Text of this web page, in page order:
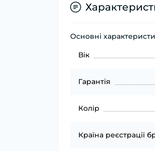
Основні
Вік
Гарантія
Колір
Країна реєстрації